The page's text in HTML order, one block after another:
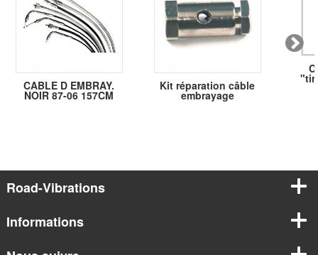
CABLE D EMBRAY.
NOIR 87-06 157CM
Kit réparation câble
embrayage
Road-Vibrations
Informations